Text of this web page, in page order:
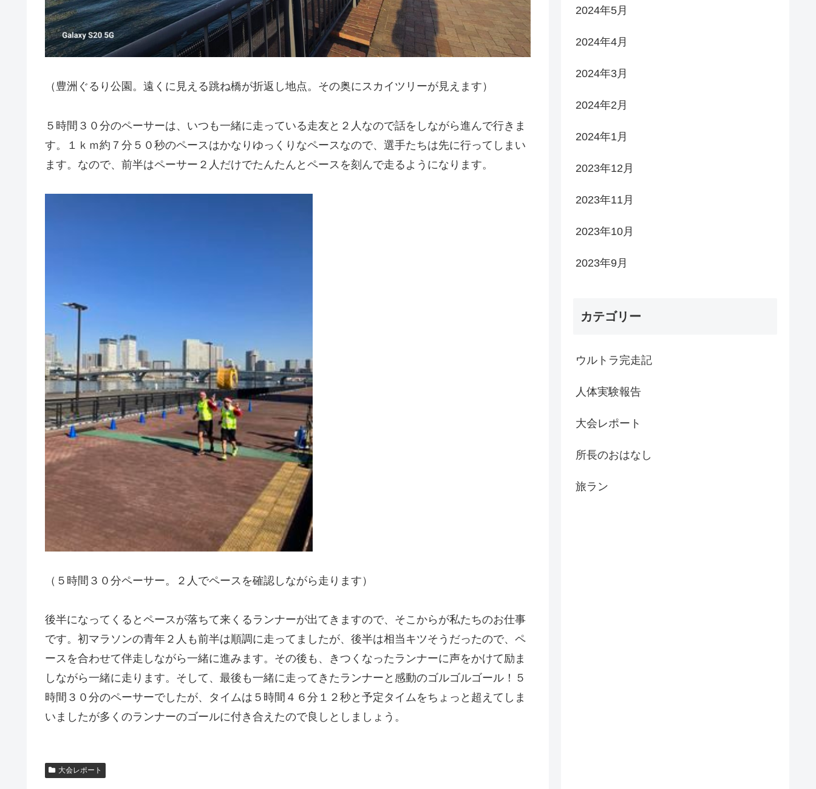
（豊洲ぐるり公園。遠くに見える跳ね橋が折返し地点。その奥にスカイツリーが見えます）
５時間３０分のペーサーは、いつも一緒に走っている走友と２人なので話をしながら進んで行きま
す。１ｋｍ約７分５０秒のペースはかなりゆっくりなペースなので、選手たちは先に行ってしまい
ます。なので、前半はペーサー２人だけでたんたんとペースを刻んで走るようになります。
（５時間３０分ペーサー。２人でペースを確認しながら走ります）
後半になってくるとペースが落ちて来くるランナーが出てきますので、そこからが私たちのお仕事
です。初マラソンの青年２人も前半は順調に走ってましたが、後半は相当キツそうだったので、ペ
ースを合わせて伴走しながら一緒に進みます。その後も、きつくなったランナーに声をかけて励ま
しながら一緒に走ります。そして、最後も一緒に走ってきたランナーと感動のゴルゴルゴール！５
時間３０分のペーサーでしたが、タイムは５時間４６分１２秒と予定タイムをちょっと超えてしま
いましたが多くのランナーのゴールに付き合えたので良しとしましょう。
大会レポート
2024年5月
2024年4月
2024年3月
2024年2月
2024年1月
2023年12月
2023年11月
2023年10月
2023年9月
カテゴリー
ウルトラ完走記
人体実験報告
大会レポート
所長のおはなし
旅ラン